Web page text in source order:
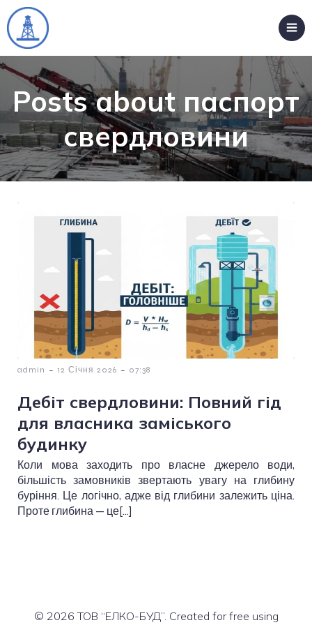
Posts about паспорт
свердловини
admin - 12 Січня 2026 - 07:38
Дебіт свердловини: Повний гід
для власника заміського
будинку
Коли мова заходить про власне джерело води,
більшість замовників звертають увагу на глибину
буріння. Це логічно, адже від глибини залежить ціна.
Проте глибина — це[…]
© 2026 ТОВ “ЕЛКО-БУД”. Created for free using